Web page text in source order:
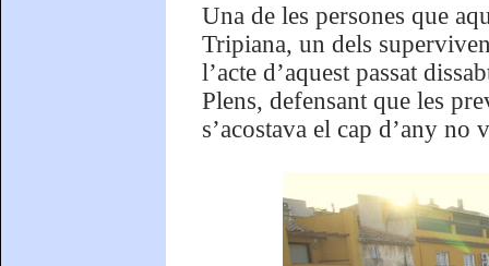
Una de les persones que
Tripiana, un dels
l’acte d’aquest passat
Plens, defensant que les
s’acostava el cap d’any